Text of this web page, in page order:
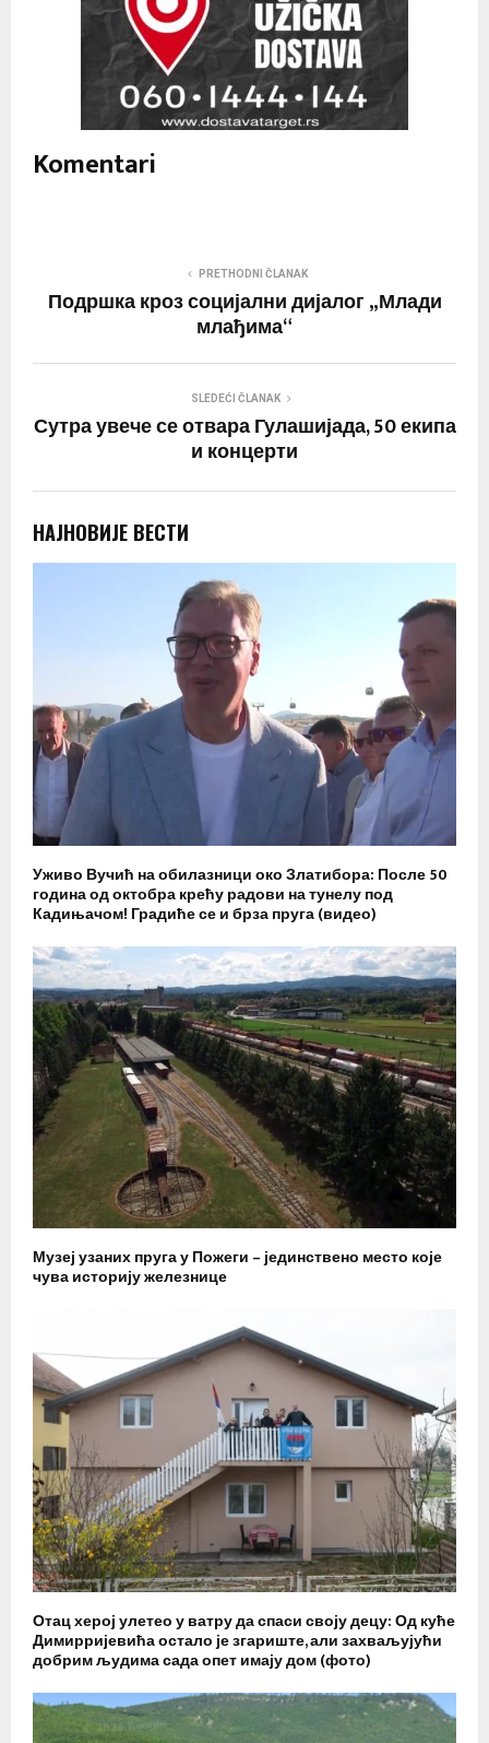
Komentari
PRETHODNI ČLANAK
Подршка кроз социјални дијалог „Млади
млађима“
SLEDEĆI ČLANAK
Сутра увече се отвара Гулашијада, 50 екипа
и концерти
НАЈНОВИЈЕ ВЕСТИ
Уживо Вучић на обилазници око Златибора: После 50
година од октобра крећу радови на тунелу под
Кадињачом! Градиће се и брза пруга (видео)
Музеј узаних пруга у Пожеги – јединствено место које
чува историју железнице
Отац херој улетео у ватру да спаси своју децу: Од куће
Димирријевића остало је згариште, али захваљујући
добрим људима сада опет имају дом (фото)